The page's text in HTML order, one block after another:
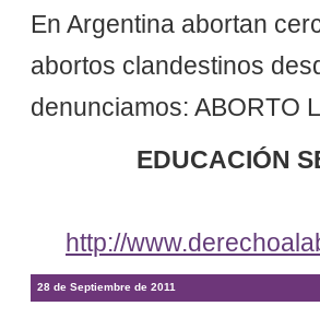
En Argentina abortan
abortos clandestinos
denunciamos: ABORTO
EDUCACIÓN
http://
28 de Septiembre de 2011